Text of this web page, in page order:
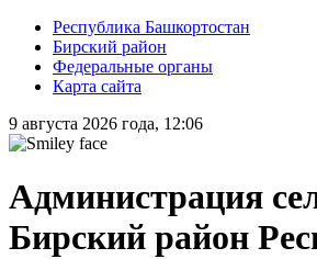
Республика Башкортостан
Бирский район
Федеральные органы
Карта сайта
9 августа 2026 года, 12:06
Администрация
Бирский район